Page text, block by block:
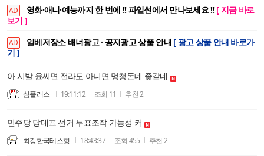
AD 영화·애니·예능까지 한 번에 !! 파일썬에서 만나보세요 !! [ 지금 바로
보기 ]
AD 일베저장소 배너광고 · 공지광고 상품 안내 [ 광고 상품 안내 바로가
기 ]
아 시발 윤씨면 전라도 아니면 멍청돈데 좆같네
심플러스 19:11:12 조회 11 추천2
민주당 당대표 선거 투표조작 가능성 커
최강한국테스형 18:43:37 조회 455 추천 2